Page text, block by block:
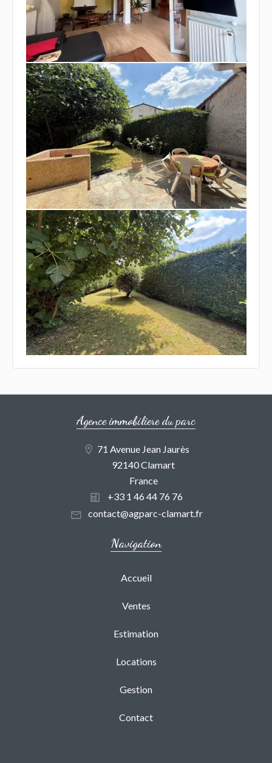
Agence immobiliere du parc
71 Avenue Jean Jaurès
92140 Clamart
France
+33 1 46 44 76 76
contact@agparc-clamart.fr
Navigation
Accueil
Ventes
Estimation
Locations
Gestion
Contact